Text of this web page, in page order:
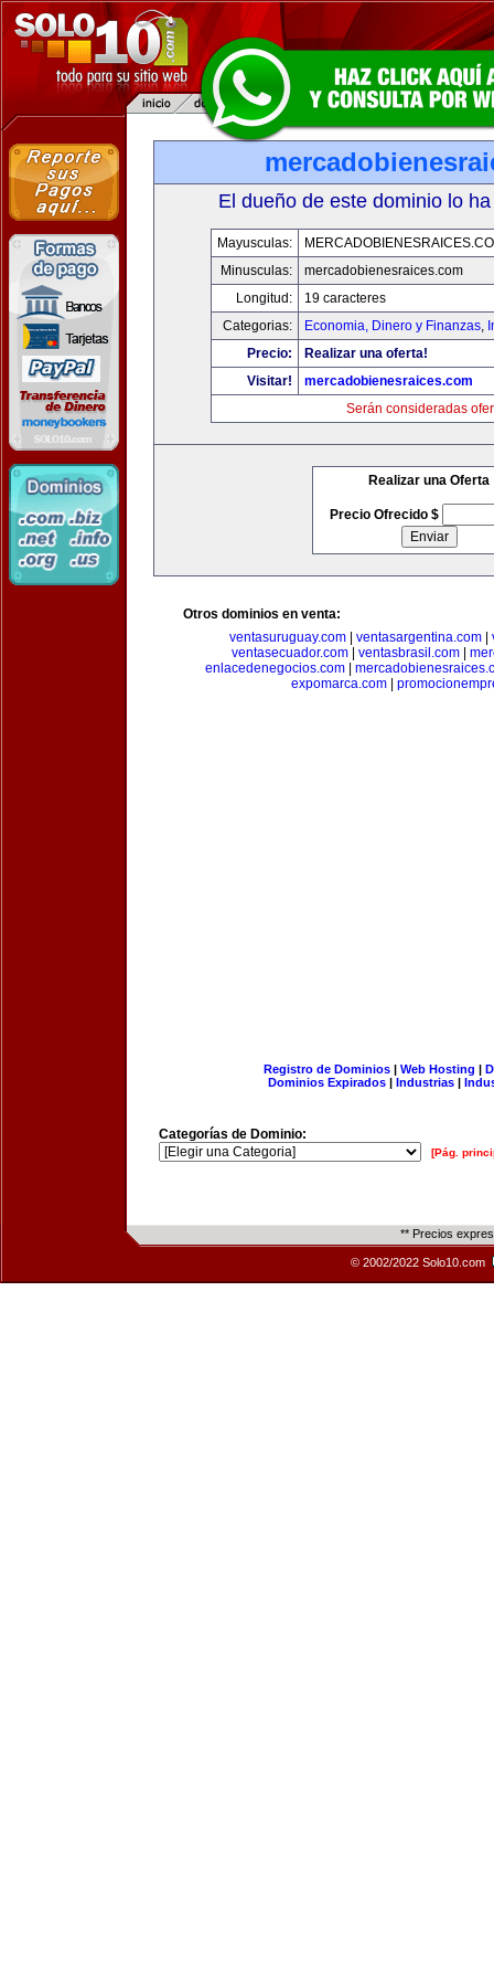
El dueño de este dominio lo
Mayusculas:
Minusculas:
mercadobienesraices.com
Longitud:
19 caracteres
Categorias:
Economia, Dinero y Finanzas,
Precio:
Realizar una oferta!
Visitar!
mercadobienesraices.com
Serán consideradas
Realizar una Oferta
Precio Ofrecido $
Otros dominios en venta:
ventasuruguay.com| ventasargentina.com|
ventasecuador.com| ventasbrasil.com|
enlacedenegocios.com|
expomarca.com|
Registro de Dominios| Web Hosting |
Dominios Expirados | Industrias |
Categorías de Dominio:
[Pág.
** Precios
© 2002/2022 Solo10.com